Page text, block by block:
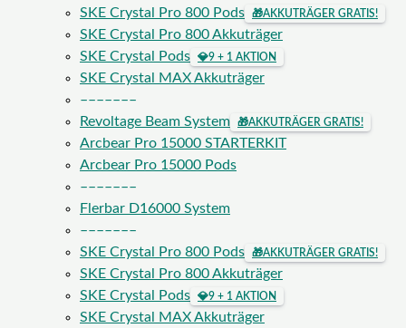
SKE Crystal Pro 800 Pods
🎁AKKUTRÄGER GRATIS!
SKE Crystal Pro 800 Akkuträger
SKE Crystal Pods
💎9 + 1 AKTION
SKE Crystal MAX Akkuträger
–––––––
Revoltage Beam System
🎁AKKUTRÄGER GRATIS!
Arcbear Pro 15000 STARTERKIT
Arcbear Pro 15000 Pods
–––––––
Flerbar D16000 System
–––––––
SKE Crystal Pro 800 Pods
🎁AKKUTRÄGER GRATIS!
SKE Crystal Pro 800 Akkuträger
SKE Crystal Pods
💎9 + 1 AKTION
SKE Crystal MAX Akkuträger